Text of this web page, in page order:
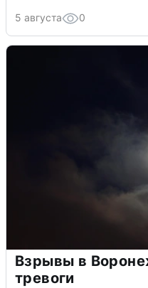
5 августа 0
Взрывы в
тревоги